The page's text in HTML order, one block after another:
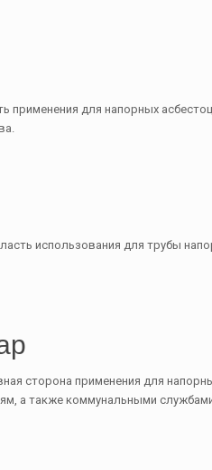
для напорных
использования для трубы
сторона применения для
а также коммунальными